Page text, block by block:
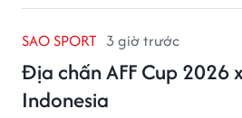
SAO SPORT 3 giờ trước
Địa chấn AFF Cup 2026
Indonesia